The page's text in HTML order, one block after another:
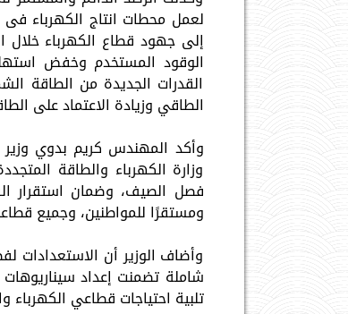
لعمل محطات انتاج الكهرباء فى
إلى جهود قطاع الكهرباء خلال
الوقود المستخدم وخفض
القدرات الجديدة من الطاقة
الطاقي وزيادة الاعتماد على
وأكد المهندس كريم بدوي وزير
وزارة الكهرباء والطاقة
فصل الصيف، وضمان استقرار
ومستقرًا للمواطنين، وجميع
وأضاف الوزير أن الاستعدادات
شاملة تضمنت إعداد
تلبية احتياجات قطاعي الكهرباء